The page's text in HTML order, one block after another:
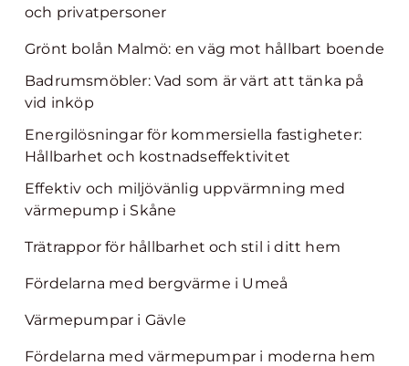
och privatpersoner
Grönt bolån Malmö: en väg mot hållbart boende
Badrumsmöbler: Vad som är värt att tänka på
vid inköp
Energilösningar för kommersiella fastigheter:
Hållbarhet och kostnadseffektivitet
Effektiv och miljövänlig uppvärmning med
värmepump i Skåne
Trätrappor för hållbarhet och stil i ditt hem
Fördelarna med bergvärme i Umeå
Värmepumpar i Gävle
Fördelarna med värmepumpar i moderna hem